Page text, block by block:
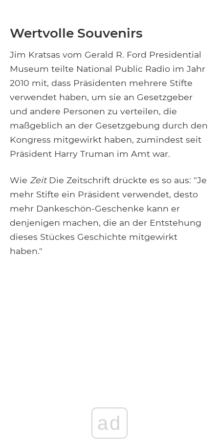
Wertvolle Souvenirs
Jim Kratsas vom Gerald R. Ford Presidential
Museum teilte National Public Radio im Jahr
2010 mit, dass Präsidenten mehrere Stifte
verwendet haben, um sie an Gesetzgeber
und andere Personen zu verteilen, die
maßgeblich an der Gesetzgebung durch den
Kongress mitgewirkt haben, zumindest seit
Präsident Harry Truman im Amt war.
Wie ZeitDie Zeitschrift drückte es so aus: "Je
mehr Stifte ein Präsident verwendet, desto
mehr Dankeschön-Geschenke kann er
denjenigen machen, die an der Entstehung
dieses Stückes Geschichte mitgewirkt
haben."
ad